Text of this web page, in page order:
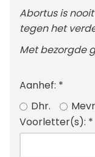
Abortus is
tegen het
Met bezorgde
Aanhef: *
Dhr.
Voorletter(s): *